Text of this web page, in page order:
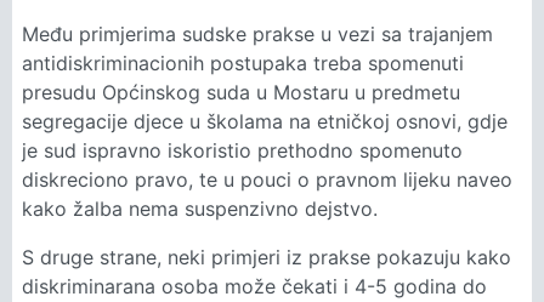
Među primjerima sudske prakse u vezi sa trajanjem
antidiskriminacionih postupaka treba spomenuti
presudu Općinskog suda u Mostaru u predmetu
segregacije djece u školama na etničkoj osnovi, gdje
je sud ispravno iskoristio prethodno spomenuto
diskreciono pravo, te u pouci o pravnom lijeku naveo
kako žalba nema suspenzivno dejstvo.
S druge strane, neki primjeri iz prakse pokazuju kako
diskriminarana osoba može čekati i 4-5 godina do